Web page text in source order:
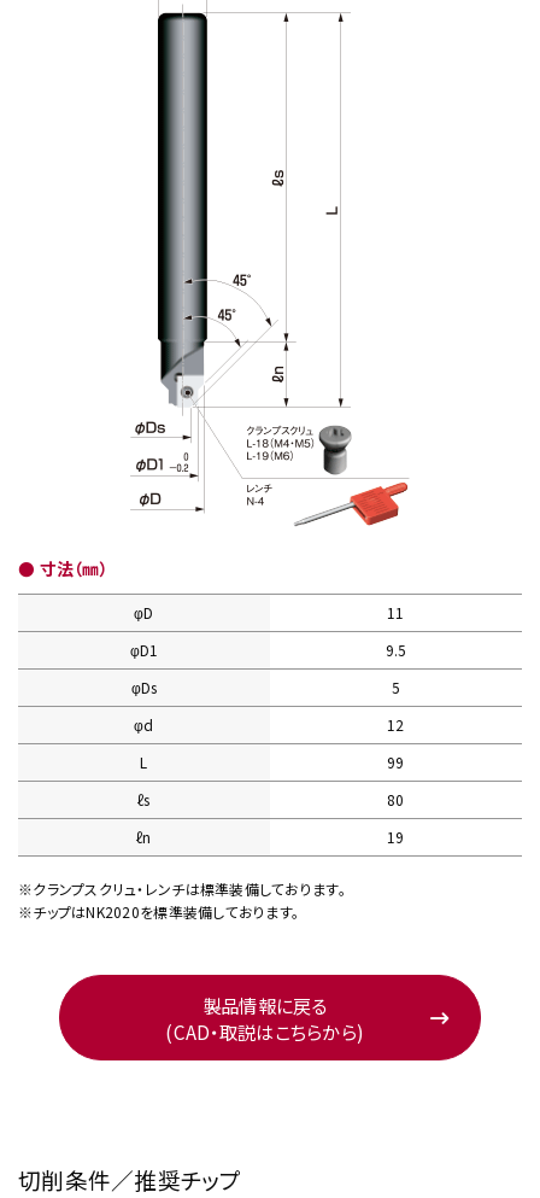
● 寸法（㎜）
φD
11
φD1
9.5
φDs
5
φd
12
L
99
ℓs
80
ℓn
19
※クランプスクリュ・レンチは標準装備しております。
※チップはNK2020を標準装備しております。
製品情報に戻る
(CAD・取説はこちらから)
切削条件／推奨チップ